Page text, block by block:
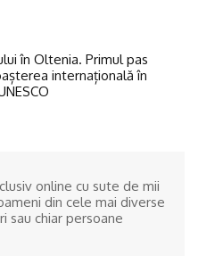
în Oltenia. Primul pas
internațională în
online cu sute de mii
din cele mai diverse
sau chiar persoane